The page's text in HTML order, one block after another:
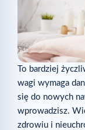
To bardziej
wagi wymaga
się do nowych
wprowadzisz.
zdrowiu i